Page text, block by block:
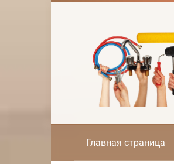
Главная страница